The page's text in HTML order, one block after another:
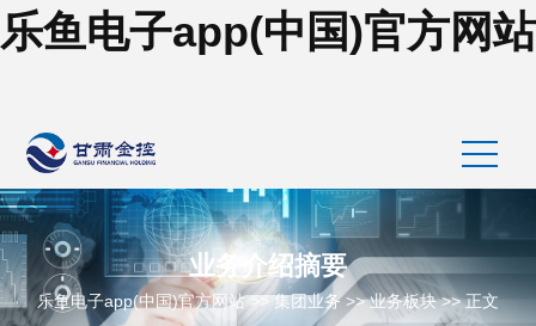
乐鱼电子app(中国)官方网站
业务介绍摘要
乐鱼电子app(中国)官方网站>>集团业务>>业务板块>> 正文